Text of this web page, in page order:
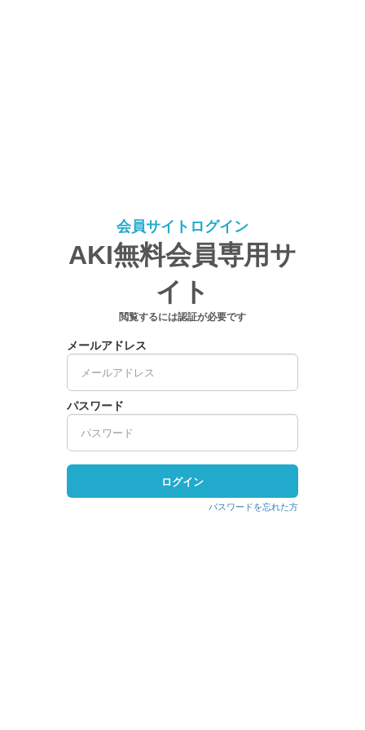
会員サイトログイン
AKI無料会員専用サ
イト
閲覧するには認証が必要です
メールアドレス
パスワード
ログイン
パスワードを忘れた方